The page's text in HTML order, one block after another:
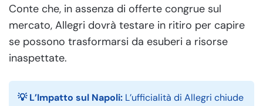
Conte che, in assenza di offerte congrue sul
mercato, Allegri dovrà testare in ritiro per capire
se possono trasformarsi da esuberi a risorse
inaspettate.
💡 L’Impatto sul Napoli: L’ufficialità di Allegri chiude